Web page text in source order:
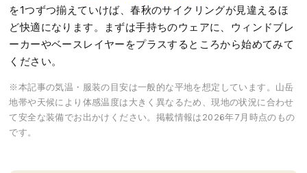
を1つずつ揃えていけば、春秋のサイクリングが見違えるほ
ど快適になります。まずは手持ちのウェアに、ウィンドブレ
ーカーやベースレイヤーをプラスするところから始めてみて
ください。
※本記事の気温・服装の目安は一般的な平地を想定しています。山岳
地帯や天候により体感温度は大きく異なるため、現地の状況に合わせ
て安全な装備でお出かけください。掲載情報は2026年7月時点のもの
です。